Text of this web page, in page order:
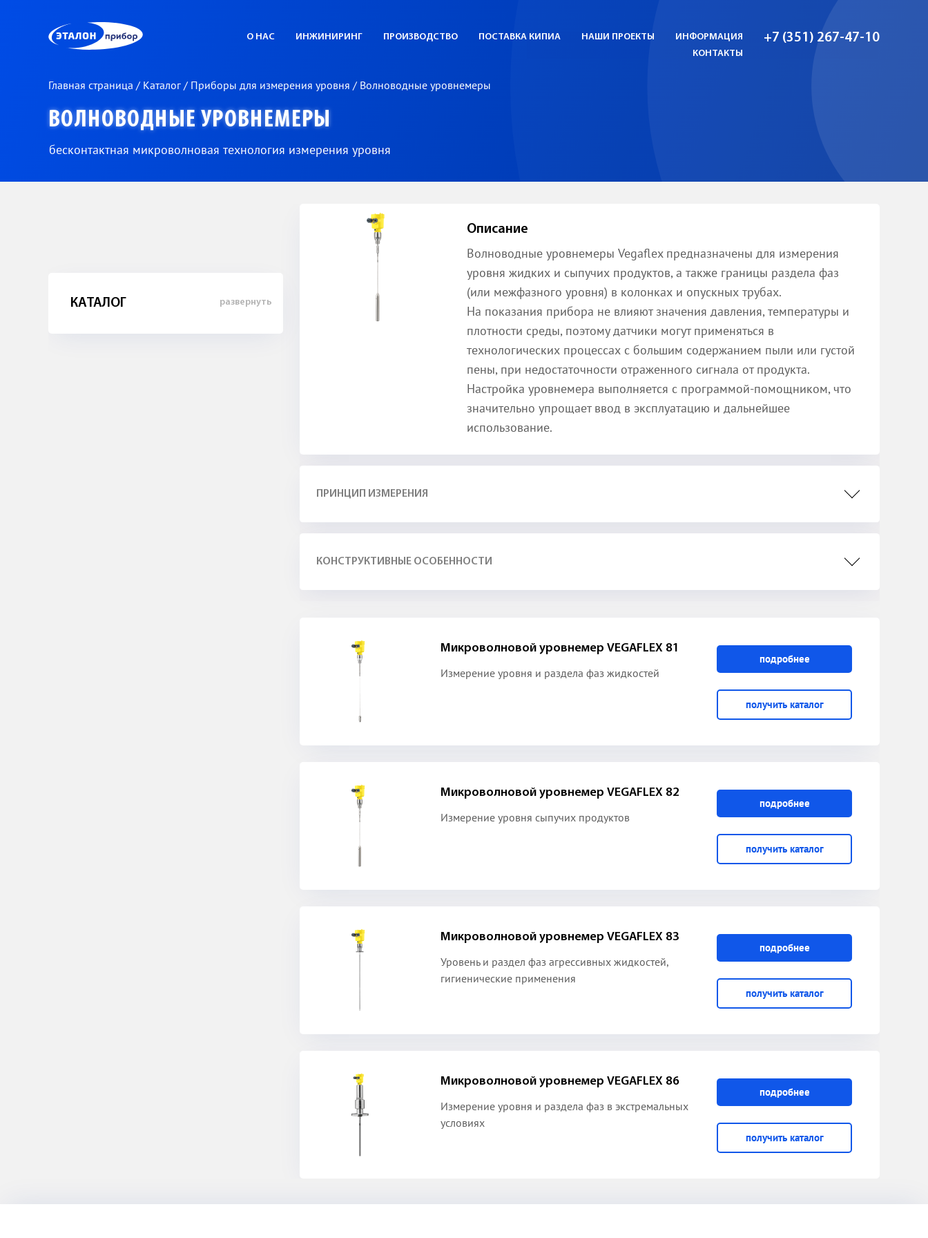
О НАС ИНЖИНИРИНГ ПРОИЗВОДСТВО ПОСТАВКА КИПИА НАШИ ПРОЕКТЫ
ИНФОРМАЦИЯ
КОНТАКТЫ
+7 (351) 267-47-10
Главная страница / Каталог / Приборы для измерения уровня / Волноводные уровнемеры
ВОЛНОВОДНЫЕ УРОВНЕМЕРЫ
бесконтактная микроволновая технология измерения уровня
КАТАЛОГ развернуть
Описание
Волноводные уровнемеры Vegaflexпредназначены для измерения
уровня жидких и сыпучих продуктов, а также границы раздела фаз
(или межфазного уровня) в колонках и опускных трубах.
На показания прибора не влияют значения давления, температуры и
плотности среды, поэтому датчики могут применяться в
технологических процессах с большим содержанием пыли или густой
пены, при недостаточности отраженного сигнала от продукта.
Настройка уровнемера выполняется с программой-помощником, что
значительно упрощает ввод в эксплуатацию и дальнейшее
использование.
ПРИНЦИП ИЗМЕРЕНИЯ
КОНСТРУКТИВНЫЕ ОСОБЕННОСТИ
Микроволновой уровнемер VEGAFLEX 81
Измерение уровня и раздела фаз жидкостей
подробнее
получить каталог
Микроволновой уровнемер VEGAFLEX 82
Измерение уровня сыпучих продуктов
подробнее
получить каталог
Микроволновой уровнемер VEGAFLEX 83
Уровень и раздел фаз агрессивных жидкостей,
гигиенические применения
подробнее
получить каталог
Микроволновой уровнемер VEGAFLEX 86
Измерение уровня и раздела фаз в экстремальных
условиях
подробнее
получить каталог